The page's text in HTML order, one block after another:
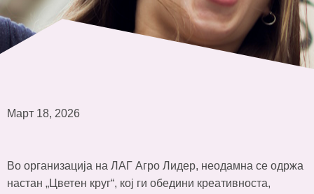
Март 18, 2026
Во организација на ЛАГ Агро Лидер, неодамна се одржа
настан „Цветен круг“, кој ги обедини креативноста,